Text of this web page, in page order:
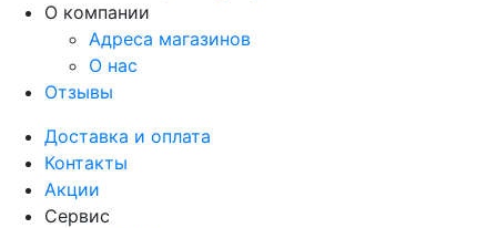
О компании
Адреса магазинов
О нас
Отзывы
Доставка и оплата
Контакты
Акции
Сервис